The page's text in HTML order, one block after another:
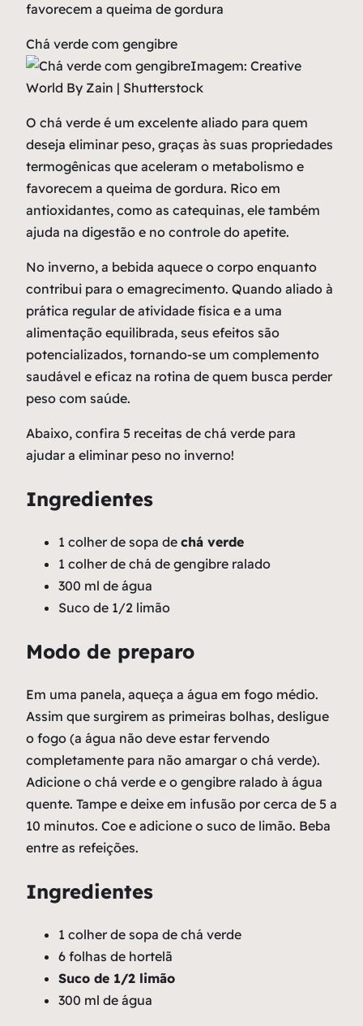
favorecem a queima de gordura
Chá verde com gengibre
Imagem: Creative
World By Zain | Shutterstock
O chá verde é um excelente aliado para quem
deseja eliminar peso, graças às suas propriedades
termogênicas que aceleram o metabolismo e
favorecem a queima de gordura. Rico em
antioxidantes, como as catequinas, ele também
ajuda na digestão e no controle do apetite.
No inverno, a bebida aquece o corpo enquanto
contribui para o emagrecimento. Quando aliado à
prática regular de atividade física e a uma
alimentação equilibrada, seus efeitos são
potencializados, tornando-se um complemento
saudável e eficaz na rotina de quem busca perder
peso com saúde.
Abaixo, confira 5 receitas de chá verde para
ajudar a eliminar peso no inverno!
Ingredientes
1 colher de sopa de chá verde
1 colher de chá de gengibre ralado
300 ml de água
Suco de 1/2 limão
Modo de preparo
Em uma panela, aqueça a água em fogo médio.
Assim que surgirem as primeiras bolhas, desligue
o fogo (a água não deve estar fervendo
completamente para não amargar o chá verde).
Adicione o chá verde e o gengibre ralado à água
quente. Tampe e deixe em infusão por cerca de 5 a
10 minutos. Coe e adicione o suco de limão. Beba
entre as refeições.
Ingredientes
1 colher de sopa de chá verde
6 folhas de hortelã
Suco de 1/2 limão
300 ml de água